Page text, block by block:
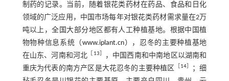
制药的记录。当前，随着银花类药材在药品、食品和日化
领域的广泛应用，中国市场每年对银花类药材需求量在2万
吨以上，全国大部分地区都有人工种植基地。根据中国植
物物种信息系统（ www.iplant.cn），忍冬的主要种植基地
在山东、河南和河北
13
，中国西南和中南地区以湖南和
重庆为代表的南方产区是大花忍冬的主要种植区
14］
；细